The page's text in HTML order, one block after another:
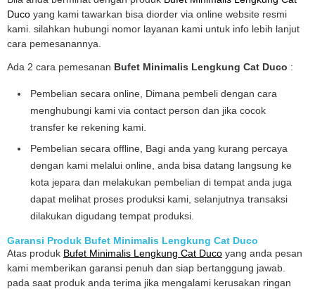
Duco yang kami tawarkan bisa diorder via online website resmi
kami. silahkan hubungi nomor layanan kami untuk info lebih lanjut
cara pemesanannya.
Ada 2 cara pemesanan Bufet Minimalis Lengkung Cat Duco :
Pembelian secara online, Dimana pembeli dengan cara
menghubungi kami via contact person dan jika cocok
transfer ke rekening kami.
Pembelian secara offline, Bagi anda yang kurang percaya
dengan kami melalui online, anda bisa datang langsung ke
kota jepara dan melakukan pembelian di tempat anda juga
dapat melihat proses produksi kami, selanjutnya transaksi
dilakukan digudang tempat produksi.
Garansi Produk Bufet Minimalis Lengkung Cat Duco
Atas produk Bufet Minimalis Lengkung Cat Duco yang anda pesan
kami memberikan garansi penuh dan siap bertanggung jawab.
pada saat produk anda terima jika mengalami kerusakan ringan